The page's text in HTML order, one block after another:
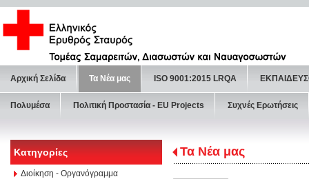
Αρχική Σελίδα Τα Νέα μας ISO 9001:2015 LRQA
Πολυμέσα Πολιτική Προστασία - ΕU Projects Συχνές Ερωτήσεις
Κατηγορίες
Διοίκηση - Οργανόγραμμα
Τα Νέα μας